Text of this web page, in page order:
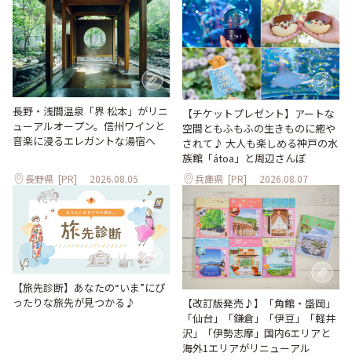
長野・浅間温泉「界 松本」がリニ
ューアルオープン。信州ワインと
音楽に浸るエレガントな湯宿へ
長野県 [PR] 2026.08.05
【チケットプレゼント】アートな
空間ともふもふの生きものに癒や
されて♪ 大人も楽しめる神戸の水
族館「átoa」と周辺さんぽ
兵庫県 [PR] 2026.08.07
【旅先診断】あなたの“いま”にぴ
ったりな旅先が見つかる♪
【改訂版発売♪】「角館・盛岡」
「仙台」「鎌倉」「伊豆」「軽井
沢」「伊勢志摩」国内6エリアと
海外1エリアがリニューアル